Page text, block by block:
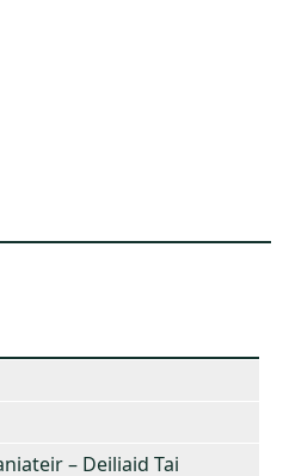
– Deiliaid Tai